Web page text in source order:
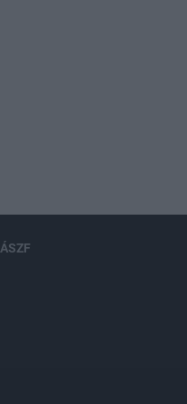
ÁSZF